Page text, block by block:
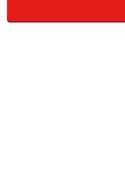
シャン姫さん：本当